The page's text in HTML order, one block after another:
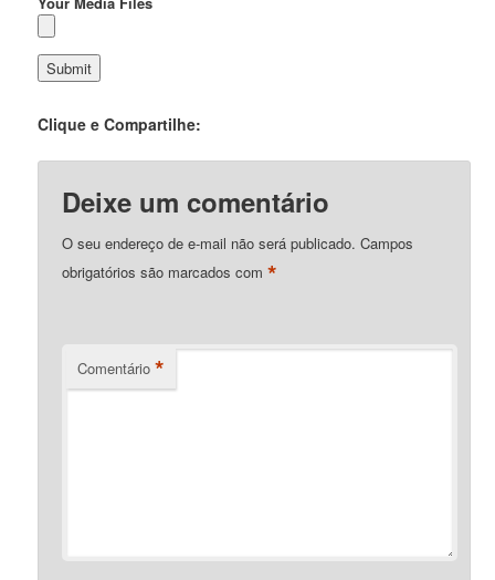
Clique e Compartilhe:
Deixe um comentário
O seu endereço de e-mail não será publicado. Campos
obrigatórios são marcados com*
Comentário *